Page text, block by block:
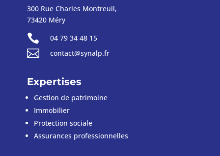
300 Rue Charles Montreuil,
73420 Méry
 04 79 34 48 15
 contact@synalp.fr
Expertises
Gestion de patrimoine
Immobilier
Protection sociale
Assurances professionnelles